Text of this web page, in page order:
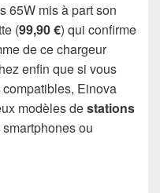
65W mis à part son
(99,90 €) qui confirme
de ce chargeur
enfin que si vous
Einova
modèles destations
ou